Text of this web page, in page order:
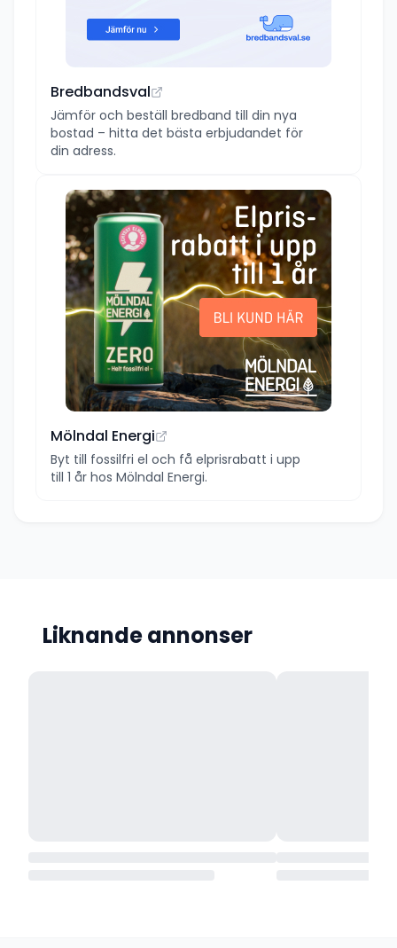
Bredbandsval
Jämför och beställ bredband till din nya
bostad – hitta det bästa erbjudandet för
din adress.
Mölndal Energi
Byt till fossilfri el och få elprisrabatt i upp
till 1 år hos Mölndal Energi.
Liknande annonser